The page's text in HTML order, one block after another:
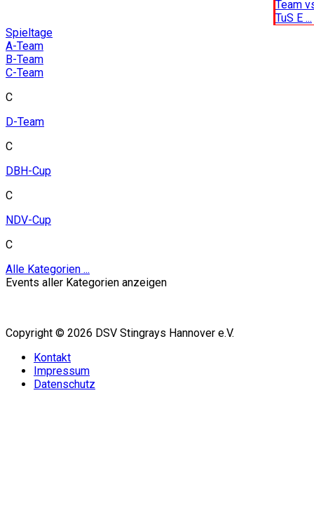
Team
TuS E ...
Spieltage
A-Team
B-Team
C-Team
C
D-Team
C
DBH-Cup
C
NDV-Cup
C
Alle Kategorien ...
Events aller Kategorien anzeigen
Copyright © 2026 DSV Stingrays Hannover e.V.
Kontakt
Impressum
Datenschutz